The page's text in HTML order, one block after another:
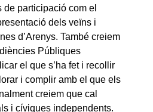
participació com el
dels veïns i
d’Arenys. També creiem
Públiques
el que s’ha fet i recollir
i complir amb el que els
creiem que cal
i cíviques independents.